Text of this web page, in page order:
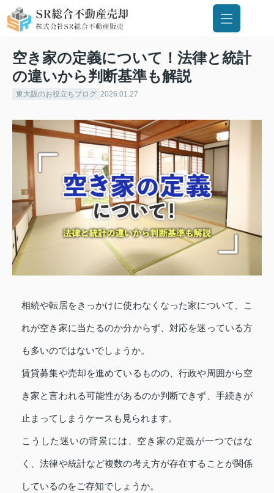
空き家の定義について！法律と統計
の違いから判断基準も解説
東大阪のお役立ちブログ 2026.01.27
相続や転居をきっかけに使わなくなった家について、こ
れが空き家に当たるのか分からず、対応を迷っている方
も多いのではないでしょうか。
賃貸募集や売却を進めているものの、行政や周囲から空
き家と言われる可能性があるのか判断できず、手続きが
止まってしまうケースも見られます。
こうした迷いの背景には、空き家の定義が一つではな
く、法律や統計など複数の考え方が存在することが関係
しているのをご存知でしょうか。